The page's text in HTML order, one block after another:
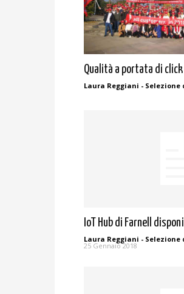
Qualità a portata di click
Laura Reggiani - Selezione
IoT Hub di Farnell
Laura Reggiani - Selezione
25 Gennaio 2018